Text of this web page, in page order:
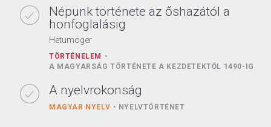
Népünk története az őshazától a
honfoglalásig
Hetumoger
TÖRTÉNELEM
A MAGYARSÁG TÖRTÉNETE A KEZDETEKTŐL 1490-IG
A nyelvrokonság
MAGYAR NYELV NYELVTÖRTÉNET